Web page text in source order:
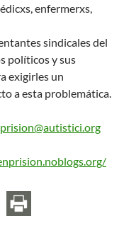
enfermerxs,
sindicales del
políticos y sus
exigirles un
a esta problemática.